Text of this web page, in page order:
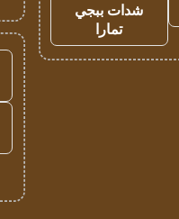
شدات ببجي
تمارا